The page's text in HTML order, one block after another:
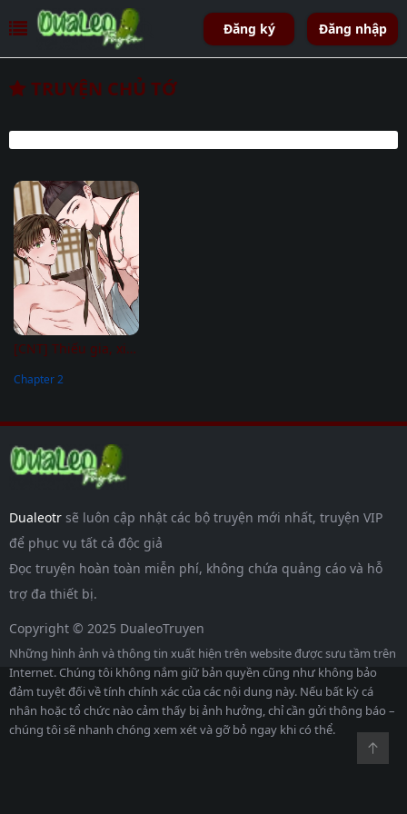
Đăng ký Đăng nhập
TRUYỆN CHỦ TỚ
[CNT] Thiếu gia, xin hãy kiềm chế!
Chapter 2
Dualeotr sẽ luôn cập nhật các bộ truyện mới nhất, truyện VIP
để phục vụ tất cả độc giả
Đọc truyện hoàn toàn miễn phí, không chứa quảng cáo và hỗ
trợ đa thiết bị.
Copyright © 2025 DualeoTruyen
Những hình ảnh và thông tin xuất hiện trên website được sưu tầm trên
Internet. Chúng tôi không nắm giữ bản quyền cũng như không bảo
đảm tuyệt đối về tính chính xác của các nội dung này. Nếu bất kỳ cá
nhân hoặc tổ chức nào cảm thấy bị ảnh hưởng, chỉ cần gửi thông báo –
chúng tôi sẽ nhanh chóng xem xét và gỡ bỏ ngay khi có thể.